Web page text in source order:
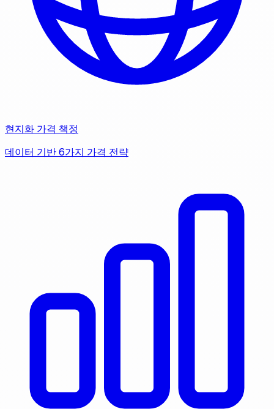
현지화 가격 책정
데이터 기반 6가지 가격 전략